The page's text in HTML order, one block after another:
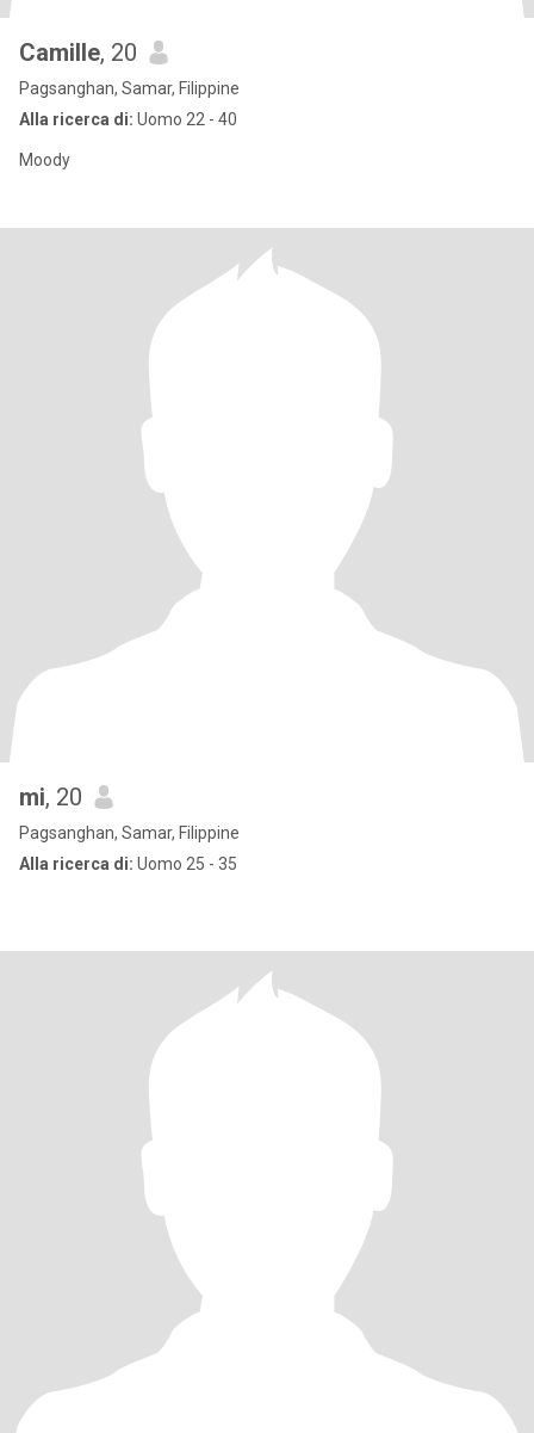
Camille, 20
Pagsanghan, Samar, Filippine
Alla ricerca di: Uomo 22 - 40
Moody
mi, 20
Pagsanghan, Samar, Filippine
Alla ricerca di: Uomo 25 - 35